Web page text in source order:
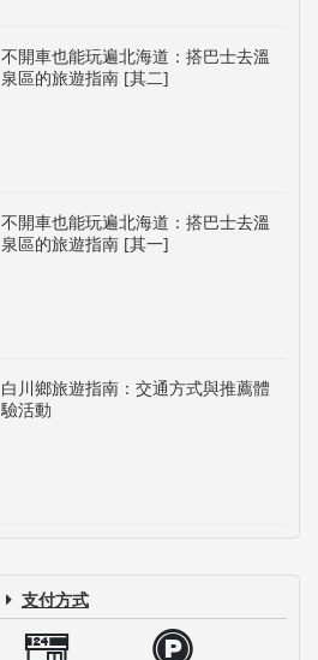
不開車也能玩遍北海道：搭巴士去溫
泉區的旅遊指南 [其二]
不開車也能玩遍北海道：搭巴士去溫
泉區的旅遊指南 [其一]
白川鄉旅遊指南：交通方式與推薦體
驗活動
支付方式